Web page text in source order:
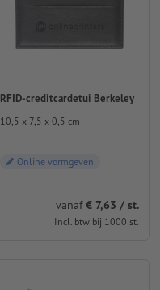
RFID-creditcardetui Berkeley
10,5 x 7,5 x 0,5 cm
Online vormgeven
vanaf€ 7,63 / st.
Incl. btw bij 1000 st.